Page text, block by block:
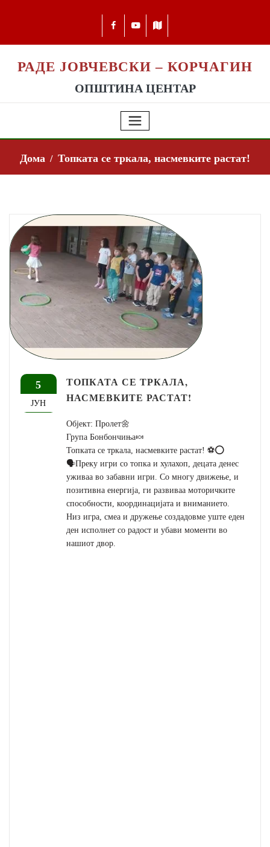
РАДЕ ЈОВЧЕВСКИ – КОРЧАГИН
ОПШТИНА ЦЕНТАР
Дома Топката се тркала, насмевките растат!
5
ЈУН
ТОПКАТА СЕ ТРКАЛА,
НАСМЕВКИТЕ РАСТАТ!
Објект: Пролет🌼
Група Бонбончиња🍬
Топката се тркала, насмевките растат! ⚽⭕
🗣Преку игри со топка и хулахоп, децата денес
уживаа во забавни игри. Со многу движење, и
позитивна енергија, ги развиваа моторичките
способности, координацијата и вниманието.
Низ игра, смеа и дружење создадовме уште еден
ден исполнет со радост и убави моменти во
нашиот двор.